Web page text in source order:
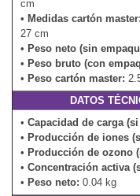
cm
• Medidas cartón master:
27 cm
• Peso neto (sin
• Peso bruto (con
• Peso cartón master:
DATOS
• Capacidad de carga
• Producción de iones
• Producción de ozono
• Concentración activa
• Peso neto: 0.04 kg